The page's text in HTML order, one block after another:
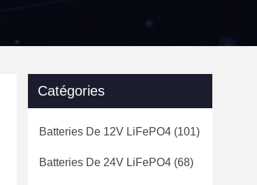
Catégories
Batteries De 12V LiFePO4 (101)
Batteries De 24V LiFePO4 (68)